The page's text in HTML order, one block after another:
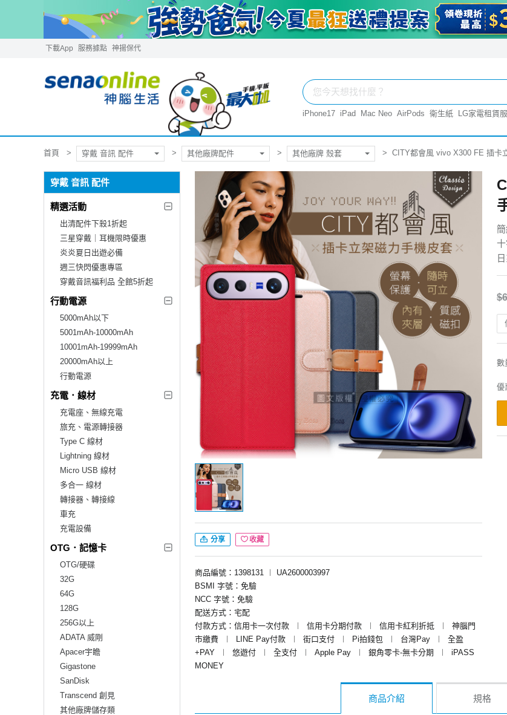
下載App 服務據點 神揚保代
iPhone17 iPad Mac Neo AirPods 衛生紙 LG家電租賃
首頁 穿戴 音訊 配件 其他廠牌配件 其他廠牌 殼套 CITY都會風 vivo X300 FE 插卡
穿戴 音訊 配件
精選活動
出清配件下殺1折起
三星穿戴｜耳機限時優惠
炎炎夏日出遊必備
週三快閃優惠專區
穿戴音訊福利品 全館5折起
行動電源
5000mAh以下
5001mAh-10000mAh
10001mAh-19999mAh
20000mAh以上
行動電源
充電．線材
充電座、無線充電
旅充、電源轉接器
Type C 線材
Lightning 線材
Micro USB 線材
多合一 線材
轉接器、轉接線
車充
充電設備
OTG．記憶卡
OTG/硬碟
32G
64G
128G
256G以上
ADATA 威剛
Apacer宇瞻
Gigastone
SanDisk
Transcend 創見
其他廠牌儲存類
分享 收藏
商品編號：1398131 ︱
UA2600003997
BSMI 字號：免驗
NCC 字號：免驗
配送方式：宅配
付款方式：信用卡一次付款
︱ 信用卡分期付款 ︱ 信用卡紅利折抵 ︱
神腦門
市繳費
︱ LINE Pay付款 ︱ 街口支付 ︱ Pi拍錢包 ︱ 台灣Pay ︱
全盈
+PAY
︱ 悠遊付 ︱ 全支付 ︱ Apple Pay ︱ 銀角零卡-無卡分期 ︱
iPASS
MONEY
數
優
商品介紹 規格